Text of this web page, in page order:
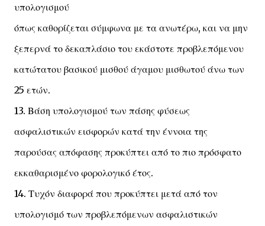
υπολογισμού
όπως καθορίζεται σύμφωνα με τα ανωτέρω, και να μην
ξεπερνά το δεκαπλάσιο του εκάστοτε προβλεπόμενου
κατώτατου βασικού μισθού άγαμου μισθωτού άνω των
25 ετών.
13. Βάση υπολογισμού των πάσης φύσεως
ασφαλιστικών εισφορών κατά την έννοια της
παρούσας απόφασης προκύπτει από το πιο πρόσφατο
εκκαθαρισμένο φορολογικό έτος.
14. Τυχόν διαφορά που προκύπτει μετά από τον
υπολογισμό των προβλεπόμενων ασφαλιστικών